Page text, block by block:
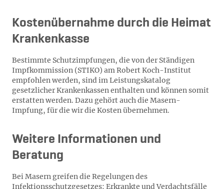
Kostenübernahme durch die Heimat
Krankenkasse
Bestimmte Schutzimpfungen, die von der Ständigen
Impfkommission (STIKO) am Robert Koch-Institut
empfohlen werden, sind im Leistungskatalog
gesetzlicher Krankenkassen enthalten und können somit
erstatten werden. Dazu gehört auch die Masern-
Impfung, für die wir die Kosten übernehmen.
Weitere Informationen und
Beratung
Bei Masern greifen die Regelungen des
Infektionsschutzgesetzes: Erkrankte und Verdachtsfälle